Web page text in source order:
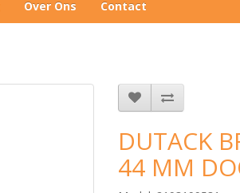
Over Ons Contact
DUTACK
44 MM